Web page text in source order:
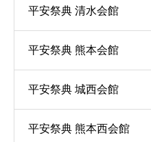
平安祭典 清水会館
平安祭典 熊本会館
平安祭典 城西会館
平安祭典 熊本西会館